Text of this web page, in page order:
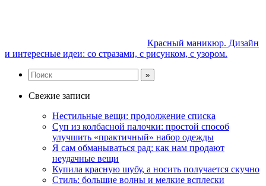
Красный маникюр. Дизайн
и интересные идеи: со стразами, с рисунком, с узором.
Свежие записи
Нестильные вещи: продолжение списка
Суп из колбасной палочки: простой способ
улучшить «практичный» набор одежды
Я сам обманываться рад: как нам продают
неудачные вещи
Купила красную шубу, а носить получается скучно
Стиль: большие волны и мелкие всплески